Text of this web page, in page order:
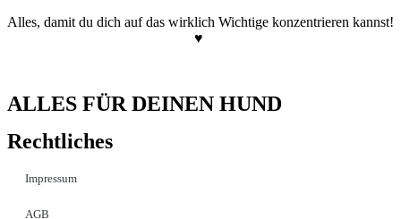
Alles, damit du dich auf das wirklich Wichtige konzentrieren kannst!
♥
ALLES FÜR DEINEN HUND
Rechtliches
Impressum
AGB